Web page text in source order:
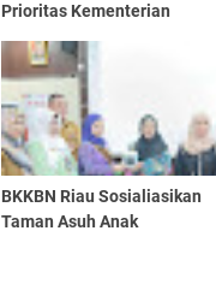
Prioritas Kementerian
BKKBN Riau Sosialiasikan
Taman Asuh Anak